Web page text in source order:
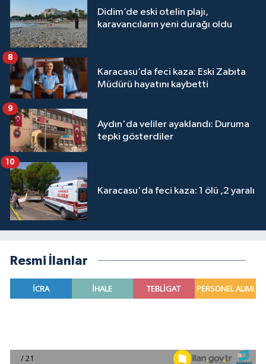
Didim’de eski otelin plajı,
karavancıların yeni durağı oldu
Karacasu’da feci kaza: Eski Zabıta
Müdürü hayatını kaybetti
8
Aydın'da veliler ayaklandı: Duruma
tepki gösterdiler
9
Karacasu'da feci kaza: 1 ölü ,2 yaralı
10
Resmi İlanlar